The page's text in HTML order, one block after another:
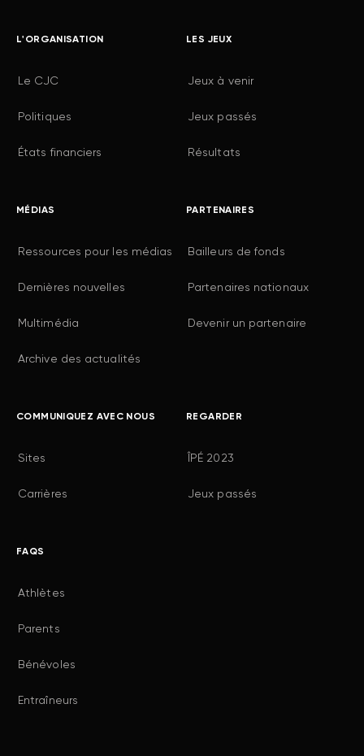
L'ORGANISATION
Le CJC
Politiques
États financiers
LES JEUX
Jeux à venir
Jeux passés
Résultats
MÉDIAS
Ressources pour les médias
Dernières nouvelles
Multimédia
Archive des actualités
PARTENAIRES
Bailleurs de fonds
Partenaires nationaux
Devenir un partenaire
COMMUNIQUEZ AVEC NOUS
Sites
Carrières
REGARDER
ÎPÉ 2023
Jeux passés
FAQS
Athlètes
Parents
Bénévoles
Entraîneurs